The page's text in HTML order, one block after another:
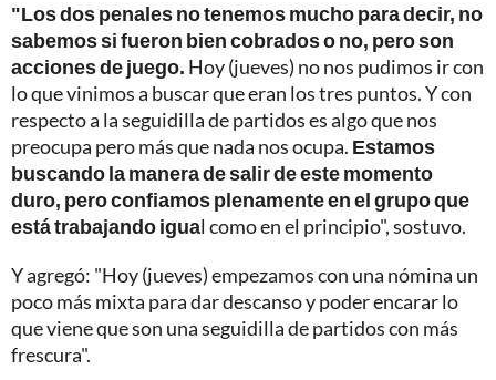
"Los dos penales no tenemos mucho para decir, no
sabemos si fueron bien cobrados o no, pero son
acciones de juego. Hoy (jueves) no nos pudimos ir con
lo que vinimos a buscar que eran los tres puntos. Y con
respecto a la seguidilla de partidos es algo que nos
preocupa pero más que nada nos ocupa. Estamos
buscando la manera de salir de este momento
duro, pero confiamos plenamente en el grupo que
está trabajando igual como en el principio", sostuvo.
Y agregó: "Hoy (jueves) empezamos con una nómina un
poco más mixta para dar descanso y poder encarar lo
que viene que son una seguidilla de partidos con más
frescura".